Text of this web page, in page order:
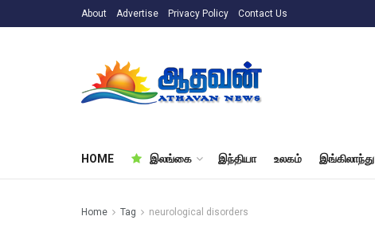
About Advertise Privacy Policy Contact Us
HOME இலங்கை இந்தியா உலகம் இங்கிலாந்து
Home Tag neurological disorders